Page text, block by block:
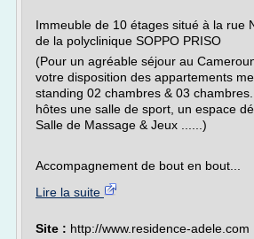
Immeuble de 10 étages situé à la rue
de la polyclinique SOPPO PRISO
(Pour un agréable séjour au
votre disposition des appartements
standing 02 chambres & 03
hôtes une salle de sport, un espace
Salle de Massage & Jeux ......)
Accompagnement de bout en bout...
Lire la suite
Site : http://www.residence-adele.com